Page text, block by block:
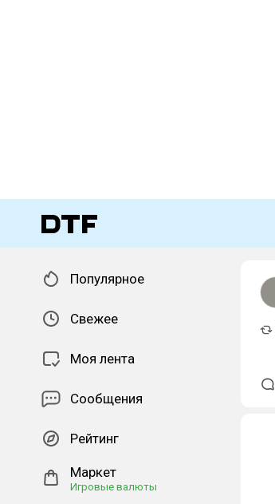
Популярное
Свежее
Моя лента
Сообщения
Рейтинг
Маркет
Игровые валюты